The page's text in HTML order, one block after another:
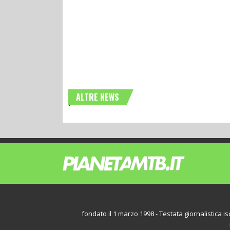
ALTRE NEWS
fondato il 1 marzo 1998 - Testata giornalistica